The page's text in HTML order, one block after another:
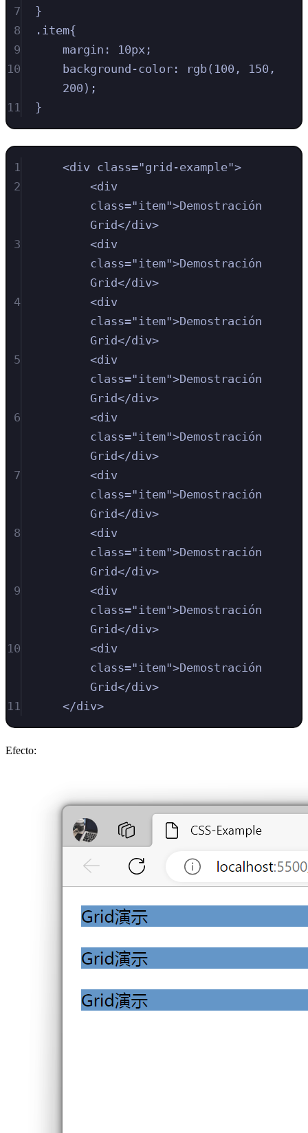
7
}
8
. item{
9
margin : 10px ;
10
background-color : rgb( 100 , 150 ,
200 ) ;
11
}
1 <div class="grid-example">
2
<div
class="item">Demostración
Grid</div>
3
<div
class="item">Demostración
Grid</div>
4
<div
class="item">Demostración
Grid</div>
5
<div
class="item">Demostración
Grid</div>
6
<div
class="item">Demostración
Grid</div>
7
<div
class="item">Demostración
Grid</div>
8
<div
class="item">Demostración
Grid</div>
9
<div
class="item">Demostración
Grid</div>
10
<div
class="item">Demostración
Grid</div>
11
</div>
Efecto: